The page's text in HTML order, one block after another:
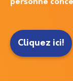
personne
Cliquez ici!